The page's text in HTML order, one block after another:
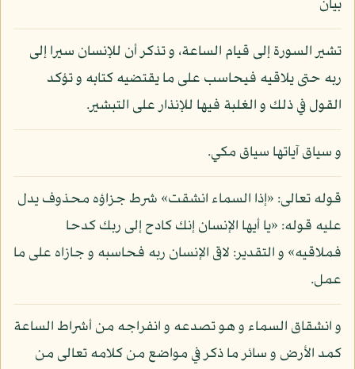
بيان
تشير السورة إلى قيام الساعة، و تذكر أن للإنسان سيرا إلى
ربه حتى يلاقيه فيحاسب على ما يقتضيه كتابه و تؤكد
القول في ذلك و الغلبة فيها للإنذار على التبشير.
و سياق آياتها سياق مكي.
قوله تعالى: «إذا السماء انشقت» شرط جزاؤه محذوف يدل
عليه قوله: «يا أيها الإنسان إنك كادح إلى ربك كدحا
فملاقيه» و التقدير: لاقى الإنسان ربه فحاسبه و جازاه على ما
عمل.
و انشقاق السماء و هو تصدعه و انفراجه من أشراط الساعة
كمد الأرض و سائر ما ذكر في مواضع من كلامه تعالى من